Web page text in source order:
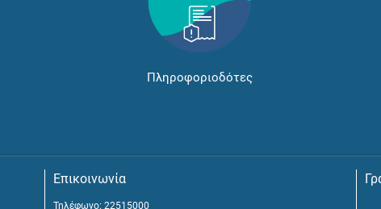
Πληροφοριοδότες
Επικοινωνία
Τηλέφωνο: 22515000